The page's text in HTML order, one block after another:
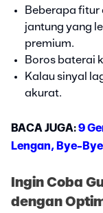
Beberapa fitur
jantung yang
premium.
Boros baterai
Kalau sinyal
akurat.
BACA JUGA:9
Lengan, Bye-
Ingin Coba
dengan